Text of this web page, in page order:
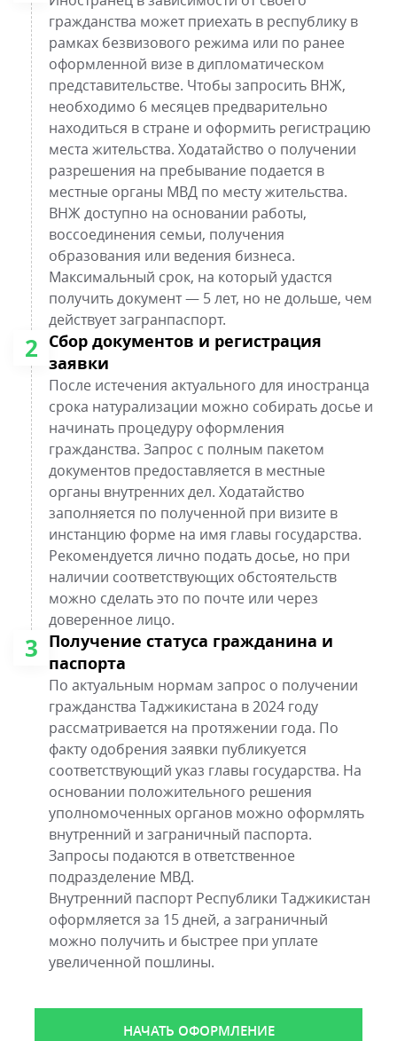
гражданства может приехать в республику в
рамках безвизового режима или по ранее
оформленной визе в дипломатическом
представительстве. Чтобы запросить ВНЖ,
необходимо 6 месяцев предварительно
находиться в стране и оформить регистрацию
места жительства. Ходатайство о получении
разрешения на пребывание подается в
местные органы МВД по месту жительства.
ВНЖ доступно на основании работы,
воссоединения семьи, получения
образования или ведения бизнеса.
Максимальный срок, на который удастся
получить документ — 5 лет, но не дольше, чем
действует загранпаспорт.
2 Сбор документов и регистрация
заявки
После истечения актуального для иностранца
срока натурализации можно собирать досье и
начинать процедуру оформления
гражданства. Запрос с полным пакетом
документов предоставляется в местные
органы внутренних дел. Ходатайство
заполняется по полученной при визите в
инстанцию форме на имя главы государства.
Рекомендуется лично подать досье, но при
наличии соответствующих обстоятельств
можно сделать это по почте или через
доверенное лицо.
3 Получение статуса гражданина и
паспорта
По актуальным нормам запрос о получении
гражданства Таджикистана в 2024 году
рассматривается на протяжении года. По
факту одобрения заявки публикуется
соответствующий указ главы государства. На
основании положительного решения
уполномоченных органов можно оформлять
внутренний и заграничный паспорта.
Запросы подаются в ответственное
подразделение МВД.
Внутренний паспорт Республики Таджикистан
оформляется за 15 дней, а заграничный
можно получить и быстрее при уплате
увеличенной пошлины.
НАЧАТЬ ОФОРМЛЕНИЕ